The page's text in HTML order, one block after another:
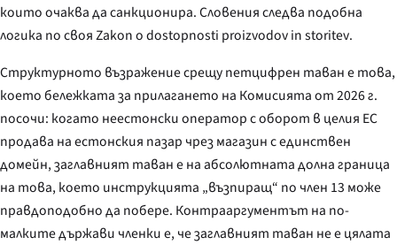
които очаква да санкционира. Словения следва подобна
логика по свояZakon o dostopnosti proizvodov in storitev.
Структурното възражение срещу петцифрен таван е това,
което бележката за прилагането на Комисията от 2026 г.
посочи: когато неестонски оператор с оборот в целия ЕС
продава на естонския пазар чрез магазин с единствен
домейн, заглавният таван е на абсолютната долна граница
на това, което инструкцията „възпиращ“ по член 13 може
правдоподобно да побере. Контрааргументът на по-
малките държави членки е, че заглавният таван не е цялата